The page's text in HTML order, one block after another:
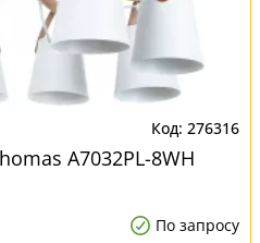
276316
A7032PL-8WH
По запросу